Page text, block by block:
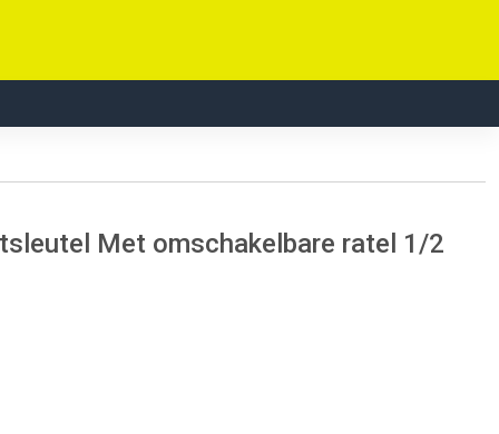
Met omschakelbare ratel 1/2